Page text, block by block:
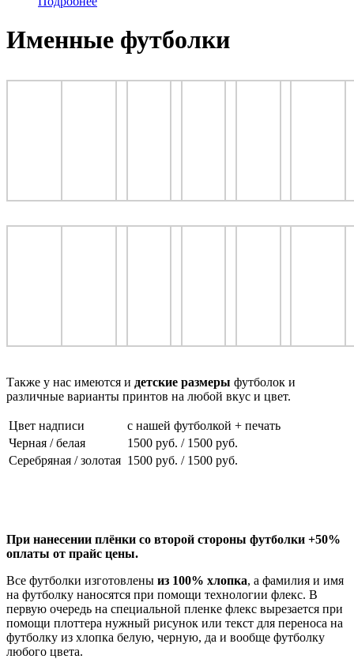
Именные футболки
Также у нас имеются и детские размеры футболок и
различные варианты принтов на любой вкус и цвет.
Цвет надписи
с нашей футболкой + печать
Черная / белая
1500 руб. / 1500 руб.
Серебряная / золотая 1500 руб. / 1500 руб.
При нанесении плёнки со второй стороны футболки +50%
оплаты от прайс цены.
Все футболки изготовлены из 100% хлопка, а фамилия и имя
на футболку наносятся при помощи технологии флекс. В
первую очередь на специальной пленке флекс вырезается при
помощи плоттера нужный рисунок или текст для переноса на
футболку из хлопка белую, черную, да и вообще футболку
любого цвета.